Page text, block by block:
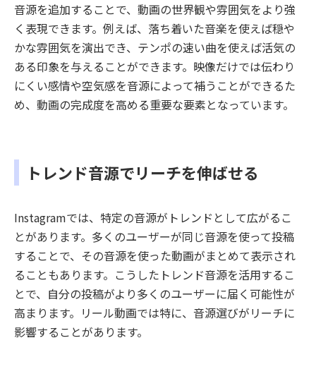
音源を追加することで、動画の世界観や雰囲気をより強
く表現できます。例えば、落ち着いた音楽を使えば穏や
かな雰囲気を演出でき、テンポの速い曲を使えば活気の
ある印象を与えることができます。映像だけでは伝わり
にくい感情や空気感を音源によって補うことができるた
め、動画の完成度を高める重要な要素となっています。
トレンド音源でリーチを伸ばせる
Instagramでは、特定の音源がトレンドとして広がるこ
とがあります。多くのユーザーが同じ音源を使って投稿
することで、その音源を使った動画がまとめて表示され
ることもあります。こうしたトレンド音源を活用するこ
とで、自分の投稿がより多くのユーザーに届く可能性が
高まります。リール動画では特に、音源選びがリーチに
影響することがあります。